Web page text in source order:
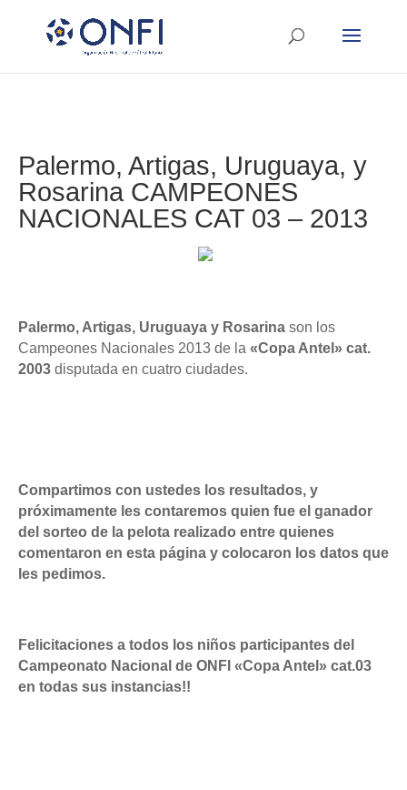
Palermo, Artigas, Uruguaya, y
Rosarina CAMPEONES
NACIONALES CAT 03 – 2013
Palermo, Artigas, Uruguaya y Rosarina son los
Campeones Nacionales 2013 de la «Copa Antel» cat.
2003 disputada en cuatro ciudades.
Compartimos con ustedes los resultados, y
próximamente les contaremos quien fue el ganador
del sorteo de la pelota realizado entre quienes
comentaron en esta página y colocaron los datos que
les pedimos.
Felicitaciones a todos los niños participantes del
Campeonato Nacional de ONFI «Copa Antel» cat.03
en todas sus instancias!!